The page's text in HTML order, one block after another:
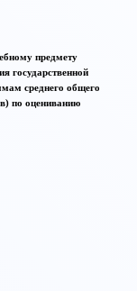
предмету
государственной
среднего общего
по оцениванию